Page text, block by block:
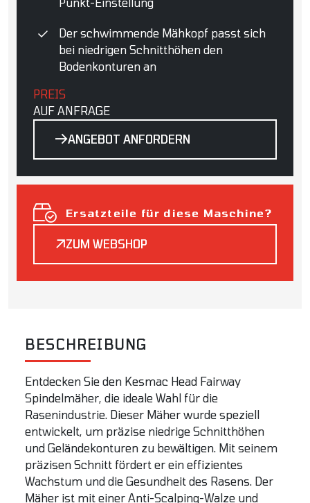
Der schwimmende Mähkopf passt sich
bei niedrigen Schnitthöhen den
Bodenkonturen an
PREIS
AUF ANFRAGE
ANGEBOT ANFORDERN
Ersatzteile für diese Maschine?
ZUM WEBSHOP
BESCHREIBUNG
Entdecken Sie den Kesmac Head Fairway
Spindelmäher, die ideale Wahl für die
Rasenindustrie. Dieser Mäher wurde speziell
entwickelt, um präzise niedrige Schnitthöhen
und Geländekonturen zu bewältigen. Mit seinem
präzisen Schnitt fördert er ein effizientes
Wachstum und die Gesundheit des Rasens. Der
Mäher ist mit einer Anti-Scalping-Walze und